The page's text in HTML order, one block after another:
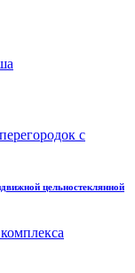
цельностеклянной